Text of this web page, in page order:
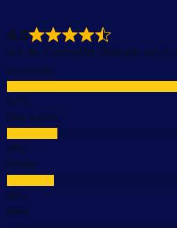
4,5
4,5 de 5 estrellas (basado en 6
Excelente
Muy buena
Media
Mala